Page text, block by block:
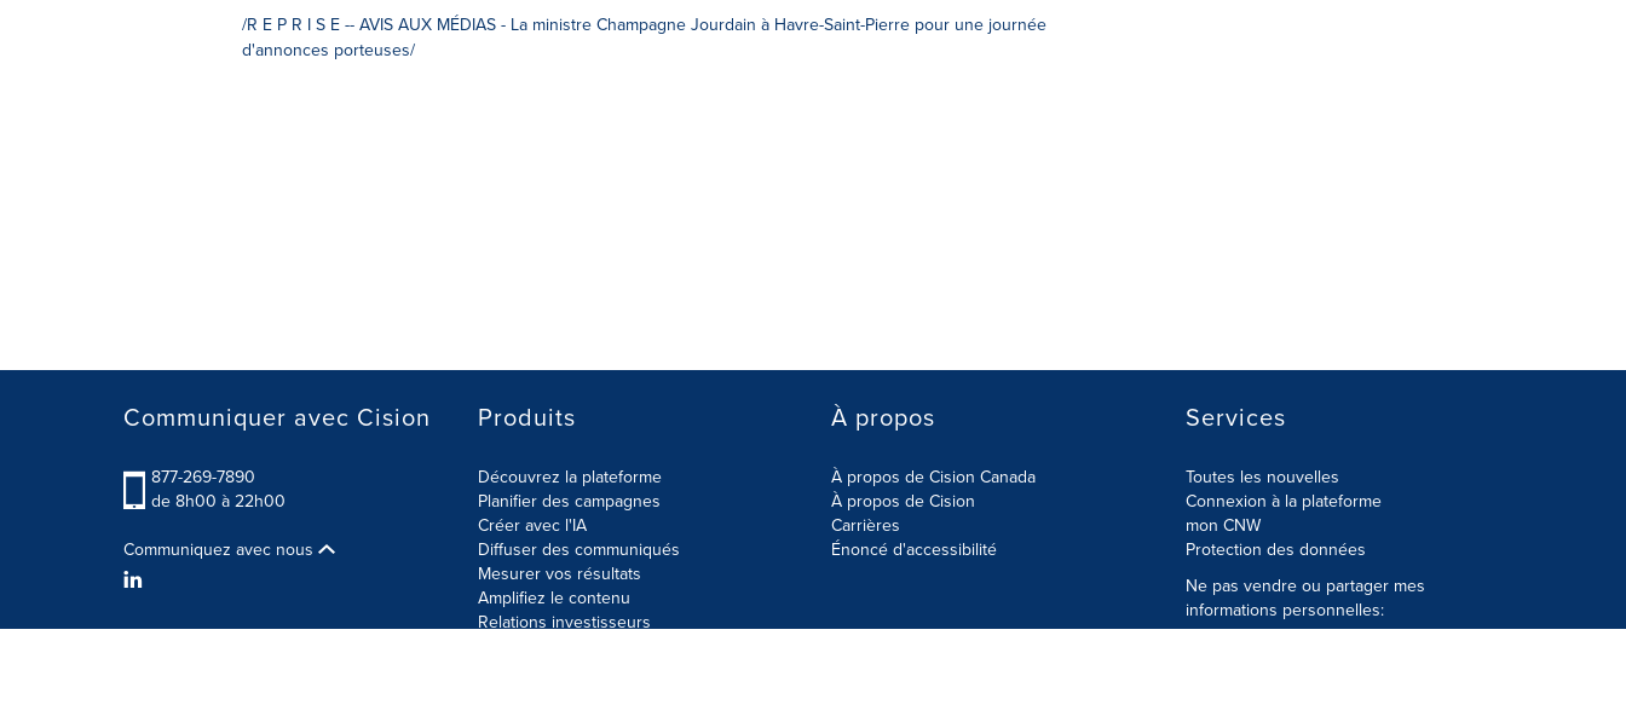
/R E P R I S E -- AVIS AUX MÉDIAS - La ministre Champagne Jourdain à Havre-Saint-Pierre pour une journée
d'annonces porteuses/
Communiquer avec Cision
877-269-7890
de 8h00 à 22h00
Communiquez avec nous
Produits
Découvrez la plateforme
Planifier des campagnes
Créer avec l'IA
Diffuser des communiqués
Mesurer vos résultats
Amplifiez le contenu
Relations investisseurs
À propos
À propos de Cision Canada
À propos de Cision
Carrières
Énoncé d'accessibilité
Services
Toutes les nouvelles
Connexion à la plateforme
mon CNW
Protection des données
Ne pas vendre ou partager mes
informations personnelles: